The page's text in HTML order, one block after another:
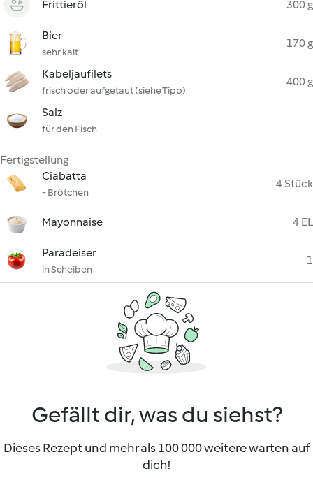
Frittieröl 300 g
Bier
sehr kalt
170 g
Kabeljaufilets
frisch oder aufgetaut (siehe Tipp)
400 g
Salz
für den Fisch
Fertigstellung
Ciabatta
- Brötchen
4 Stück
Mayonnaise 4 EL
Paradeiser
in Scheiben
1
Gefällt dir, was du siehst?
Dieses Rezept und mehr als 100 000 weitere warten auf
dich!